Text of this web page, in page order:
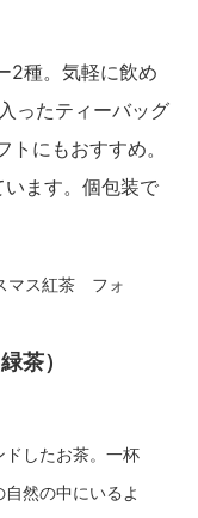
2種。気軽に飲め
ったティーバッグ
にもおすすめ。
ます。個包装で
茶）
ドしたお茶。一杯
然の中にいるよ